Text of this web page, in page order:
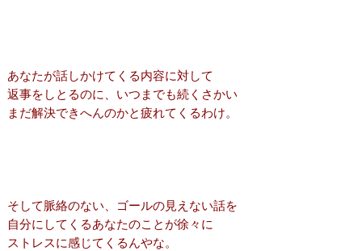
あなたが話しかけてくる内容に対して
返事をしとるのに、いつまでも続くさかい
まだ解決できへんのかと疲れてくるわけ。
そして脈絡のない、ゴールの見えない話を
自分にしてくるあなたのことが徐々に
ストレスに感じてくるんやな。